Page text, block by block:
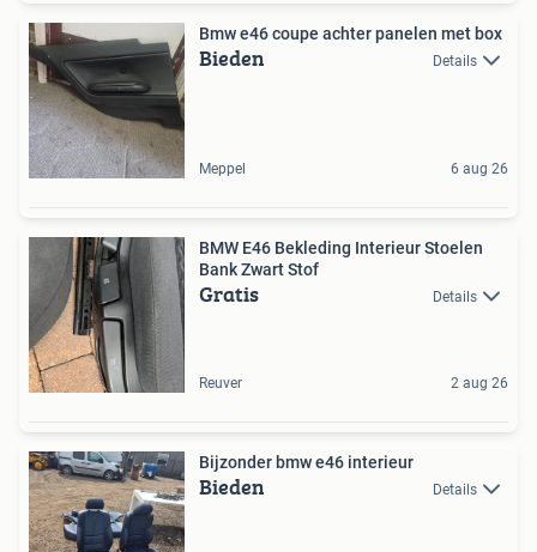
Bmw e46 coupe achter panelen met box
Bieden Details
Meppel 6 aug 26
BMW E46 Bekleding Interieur Stoelen
Bank Zwart Stof
Gratis Details
Reuver 2 aug 26
Bijzonder bmw e46 interieur
Bieden Details